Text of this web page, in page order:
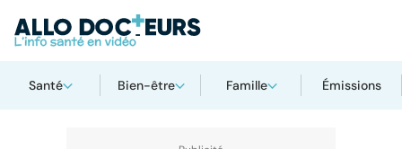
Santé Bien-être Famille Émissions